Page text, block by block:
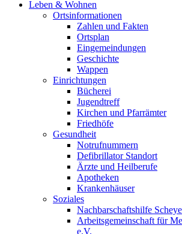
Leben & Wohnen
Ortsinformationen
Zahlen und Fakten
Ortsplan
Eingemeindungen
Geschichte
Wappen
Einrichtungen
Bücherei
Jugendtreff
Kirchen und Pfarrämter
Friedhöfe
Gesundheit
Notrufnummern
Defibrillator Standort
Ärzte und Heilberufe
Apotheken
Krankenhäuser
Soziales
Nachbarschaftshilfe
Arbeitsgemeinschaft für
e.V.